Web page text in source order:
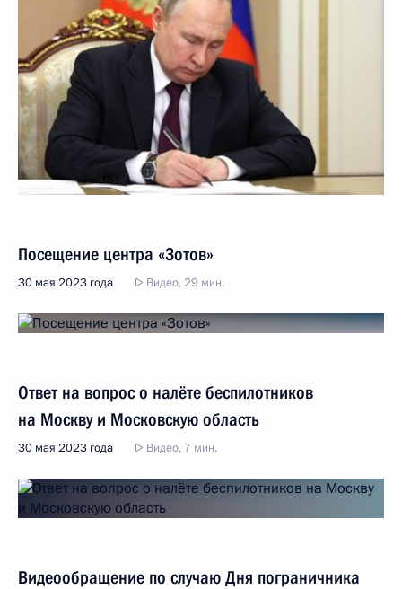
Посещение центра «Зотов»
30 мая 2023 года Видео, 29 мин.
Ответ на вопрос о налёте беспилотников
на Москву и Московскую область
30 мая 2023 года Видео, 7 мин.
Видеообращение по случаю Дня пограничника